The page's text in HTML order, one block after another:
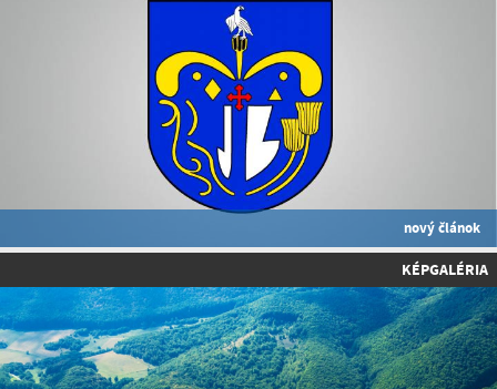
nový článok
KÉPGALÉRIA